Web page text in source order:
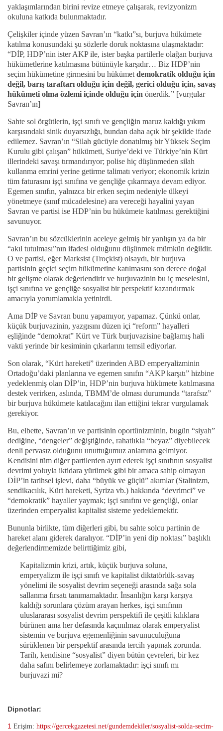
yaklaşımlarından birini revize etmeye çalışarak, revizyonizm
okuluna katkıda bulunmaktadır.
Çelişkiler içinde yüzen Savran’ın “katkı”sı, burjuva hükümete
katılma konusundaki şu sözlerle doruk noktasına ulaşmaktadır:
“DİP, HDP’nin ister AKP ile, ister başka partilerle olağan burjuva
hükümetlerine katılmasına bütünüyle karşıdır… Biz HDP’nin
seçim hükümetine girmesini bu hükümetdemokratik olduğu için
değil, barış taraftarı olduğu için değil, gerici olduğu için, savaş
hükümeti olma özlemi içinde olduğu için önerdik.” [vurgular
Savran’ın]
Sahte sol örgütlerin, işçi sınıfı ve gençliğin maruz kaldığı yıkım
karşısındaki sinik duyarsızlığı, bundan daha açık bir şekilde ifade
edilemez. Savran’ın “Silah gücüyle donatılmış bir Yüksek Seçim
Kurulu gibi çalışan” hükümeti, Suriye’deki ve Türkiye’nin Kürt
illerindeki savaşı tırmandırıyor; polise hiç düşünmeden silah
kullanma emrini yerine getirme talimatı veriyor; ekonomik krizin
tüm faturasını işçi sınıfına ve gençliğe çıkarmaya devam ediyor.
Egemen sınıfın, yalnızca bir erken seçim nedeniyle ülkeyi
yönetmeye (sınıf mücadelesine) ara vereceği hayalini yayan
Savran ve partisi ise HDP’nin bu hükümete katılması gerektiğini
savunuyor.
Savran’ın bu sözcüklerinin aceleye gelmiş bir yanlışın ya da bir
“akıl tutulması”nın ifadesi olduğunu düşünmek mümkün değildir.
O ve partisi, eğer Marksist (Troçkist) olsaydı, bir burjuva
partisinin geçici seçim hükümetine katılmasını son derece doğal
bir gelişme olarak değerlendirir ve burjuvazinin bu iç meselesini,
işçi sınıfına ve gençliğe sosyalist bir perspektif kazandırmak
amacıyla yorumlamakla yetinirdi.
Ama DİP ve Savran bunu yapamıyor, yapamaz. Çünkü onlar,
küçük burjuvazinin, yazgısını düzen içi “reform” hayalleri
eşliğinde “demokrat” Kürt ve Türk burjuvazisine bağlamış hali
vakti yerinde bir kesiminin çıkarlarını temsil ediyorlar.
Son olarak, “Kürt hareketi” üzerinden ABD emperyalizminin
Ortadoğu’daki planlarına ve egemen sınıfın “AKP karşıtı” hizbine
yedeklenmiş olan DİP’in, HDP’nin burjuva hükümete katılmasına
destek verirken, aslında, TBMM’de olması durumunda “tarafsız”
bir burjuva hükümete katılacağını ilan ettiğini tekrar vurgulamak
gerekiyor.
Bu, elbette, Savran’ın ve partisinin oportünizminin, bugün “siyah”
dediğine, “dengeler” değiştiğinde, rahatlıkla “beyaz” diyebilecek
denli pervasız olduğunu unuttuğumuz anlamına gelmiyor.
Kendisini tüm diğer partilerden ayırt ederek işçi sınıfının sosyalist
devrimi yoluyla iktidara yürümek gibi bir amaca sahip olmayan
DİP’in tarihsel işlevi, daha “büyük ve güçlü” akımlar (Stalinizm,
sendikacılık, Kürt hareketi, Syriza vb.) hakkında “devrimci” ve
“demokratik” hayaller yaymak; işçi sınıfını ve gençliği, onlar
üzerinden emperyalist kapitalist sisteme yedeklemektir.
Bununla birlikte, tüm diğerleri gibi, bu sahte solcu partinin de
hareket alanı giderek daralıyor. “DİP’in yeni dip noktası” başlıklı
değerlendirmemizde belirttiğimiz gibi,
Kapitalizmin krizi, artık, küçük burjuva soluna,
emperyalizm ile işçi sınıfı ve kapitalist diktatörlük-savaş
yönelimi ile sosyalist devrim seçeneği arasında sağa sola
sallanma fırsatı tanımamaktadır. İnsanlığın karşı karşıya
kaldığı sorunlara çözüm arayan herkes, işçi sınıfının
uluslararası sosyalist devrim perspektifi ile çeşitli kılıklara
bürünen ama her defasında kaçınılmaz olarak emperyalist
sistemin ve burjuva egemenliğinin savunuculuğuna
sürüklenen bir perspektif arasında tercih yapmak zorunda.
Tarih, kendisine “sosyalist” diyen bütün çevreleri, bir kez
daha safını belirlemeye zorlamaktadır: işçi sınıfı mı
burjuvazi mi?
Dipnotlar:
1 Erişim: https://gercekgazetesi.net/gundemdekiler/sosyalist-solda-secim-